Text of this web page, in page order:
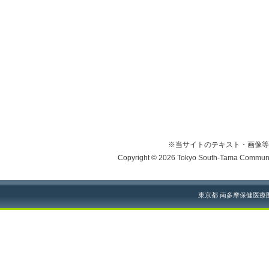
※当サイトのテキスト・画像
Copyright © 2026 Tokyo South-Tama
東京都 南多摩保健医療